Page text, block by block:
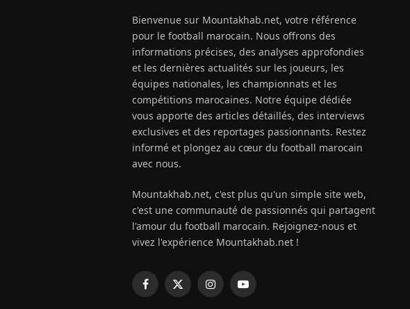
Bienvenue sur Mountakhab.net, votre référence
pour le football marocain. Nous offrons des
informations précises, des analyses approfondies
et les dernières actualités sur les joueurs, les
équipes nationales, les championnats et les
compétitions marocaines. Notre équipe dédiée
vous apporte des articles détaillés, des interviews
exclusives et des reportages passionnants. Restez
informé et plongez au cœur du football marocain
avec nous.
Mountakhab.net, c'est plus qu'un simple site web,
c'est une communauté de passionnés qui partagent
l'amour du football marocain. Rejoignez-nous et
vivez l'expérience Mountakhab.net !
Facebook
X
InstagramYouTube